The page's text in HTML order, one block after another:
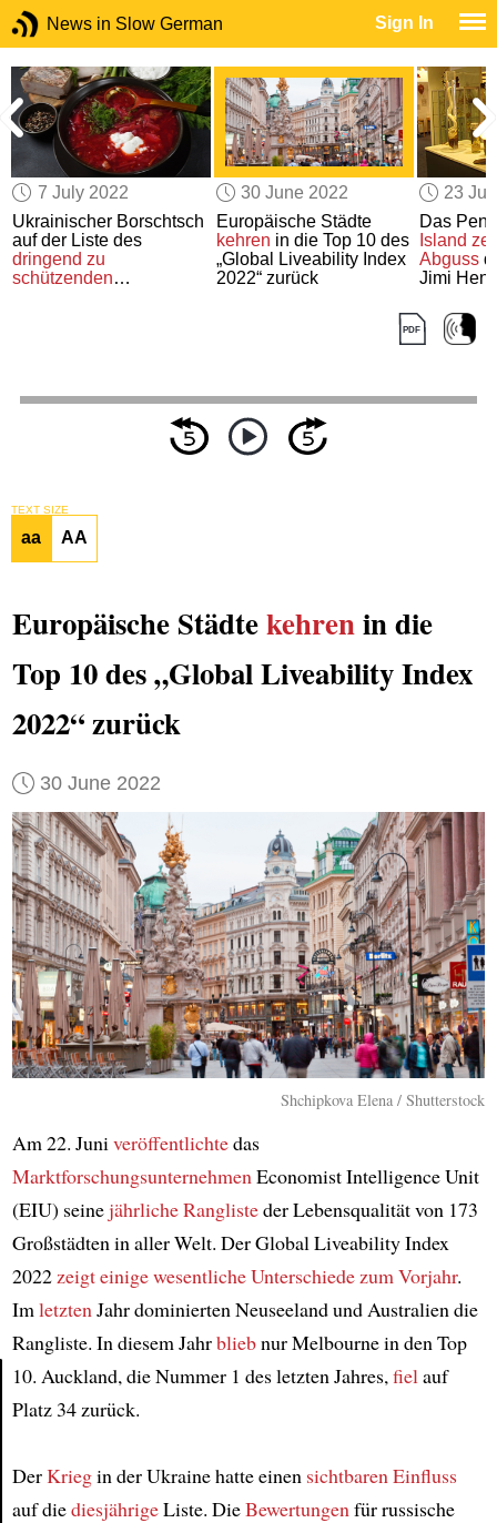
News in Slow German Sign In
7 July 2022
Ukrainischer Borschtsch
auf der Liste des
dringend zu
schützenden
30 June 2022
Europäische Städte
kehren in die Top 10 des
„Global Liveability Index
2022“ zurück
23
Das
Island
Abguss
Jimi
TEXT SIZE
aa AA
Europäische Städtekehrenin die
Top 10 des „Global Liveability Index
2022“ zurück
30 June 2022
Shchipkova Elena / Shutterstock
Am 22. Juni veröffentlichtedas
Marktforschungsunternehmen Economist Intelligence Unit
(EIU) seinejährliche Ranglisteder Lebensqualität von 173
Großstädten in aller Welt. Der Global Liveability Index
2022 zeigt einige wesentliche Unterschiede zum Vorjahr.
Im letzten Jahr dominierten Neuseeland und Australien die
Rangliste. In diesem Jahrbliebnur Melbourne in den Top
10. Auckland, die Nummer 1 des letzten Jahres, fiel auf
Platz 34 zurück.
DerKriegin der Ukraine hatte einen sichtbaren Einfluss
auf diediesjährigeListe. DieBewertungen für russische